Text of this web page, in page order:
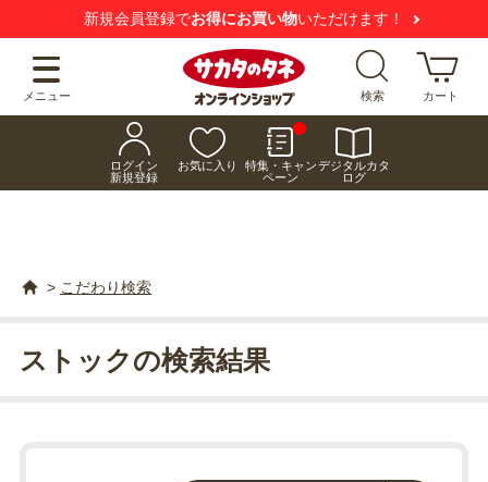
お得にお買い物いただけます！ 【注意喚起】
メニュー 検索 カート
ログイン
新規登録
お気に入り
特集・キャン
ペーン
デジタルカタ
ログ
> こだわり検索
ストックの検索結果